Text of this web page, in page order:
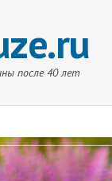
после 40 лет